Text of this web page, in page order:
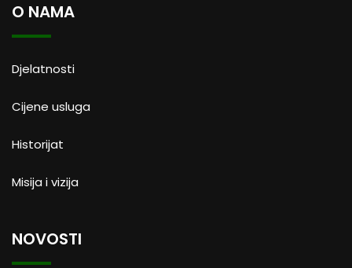
O NAMA
Djelatnosti
Cijene usluga
Historijat
Misija i vizija
NOVOSTI